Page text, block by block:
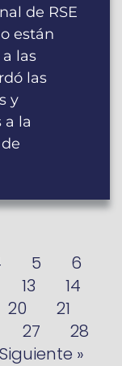
de RSE
están
las
las
y
a la
5
6
13
14
20
21
27
28
Siguiente »